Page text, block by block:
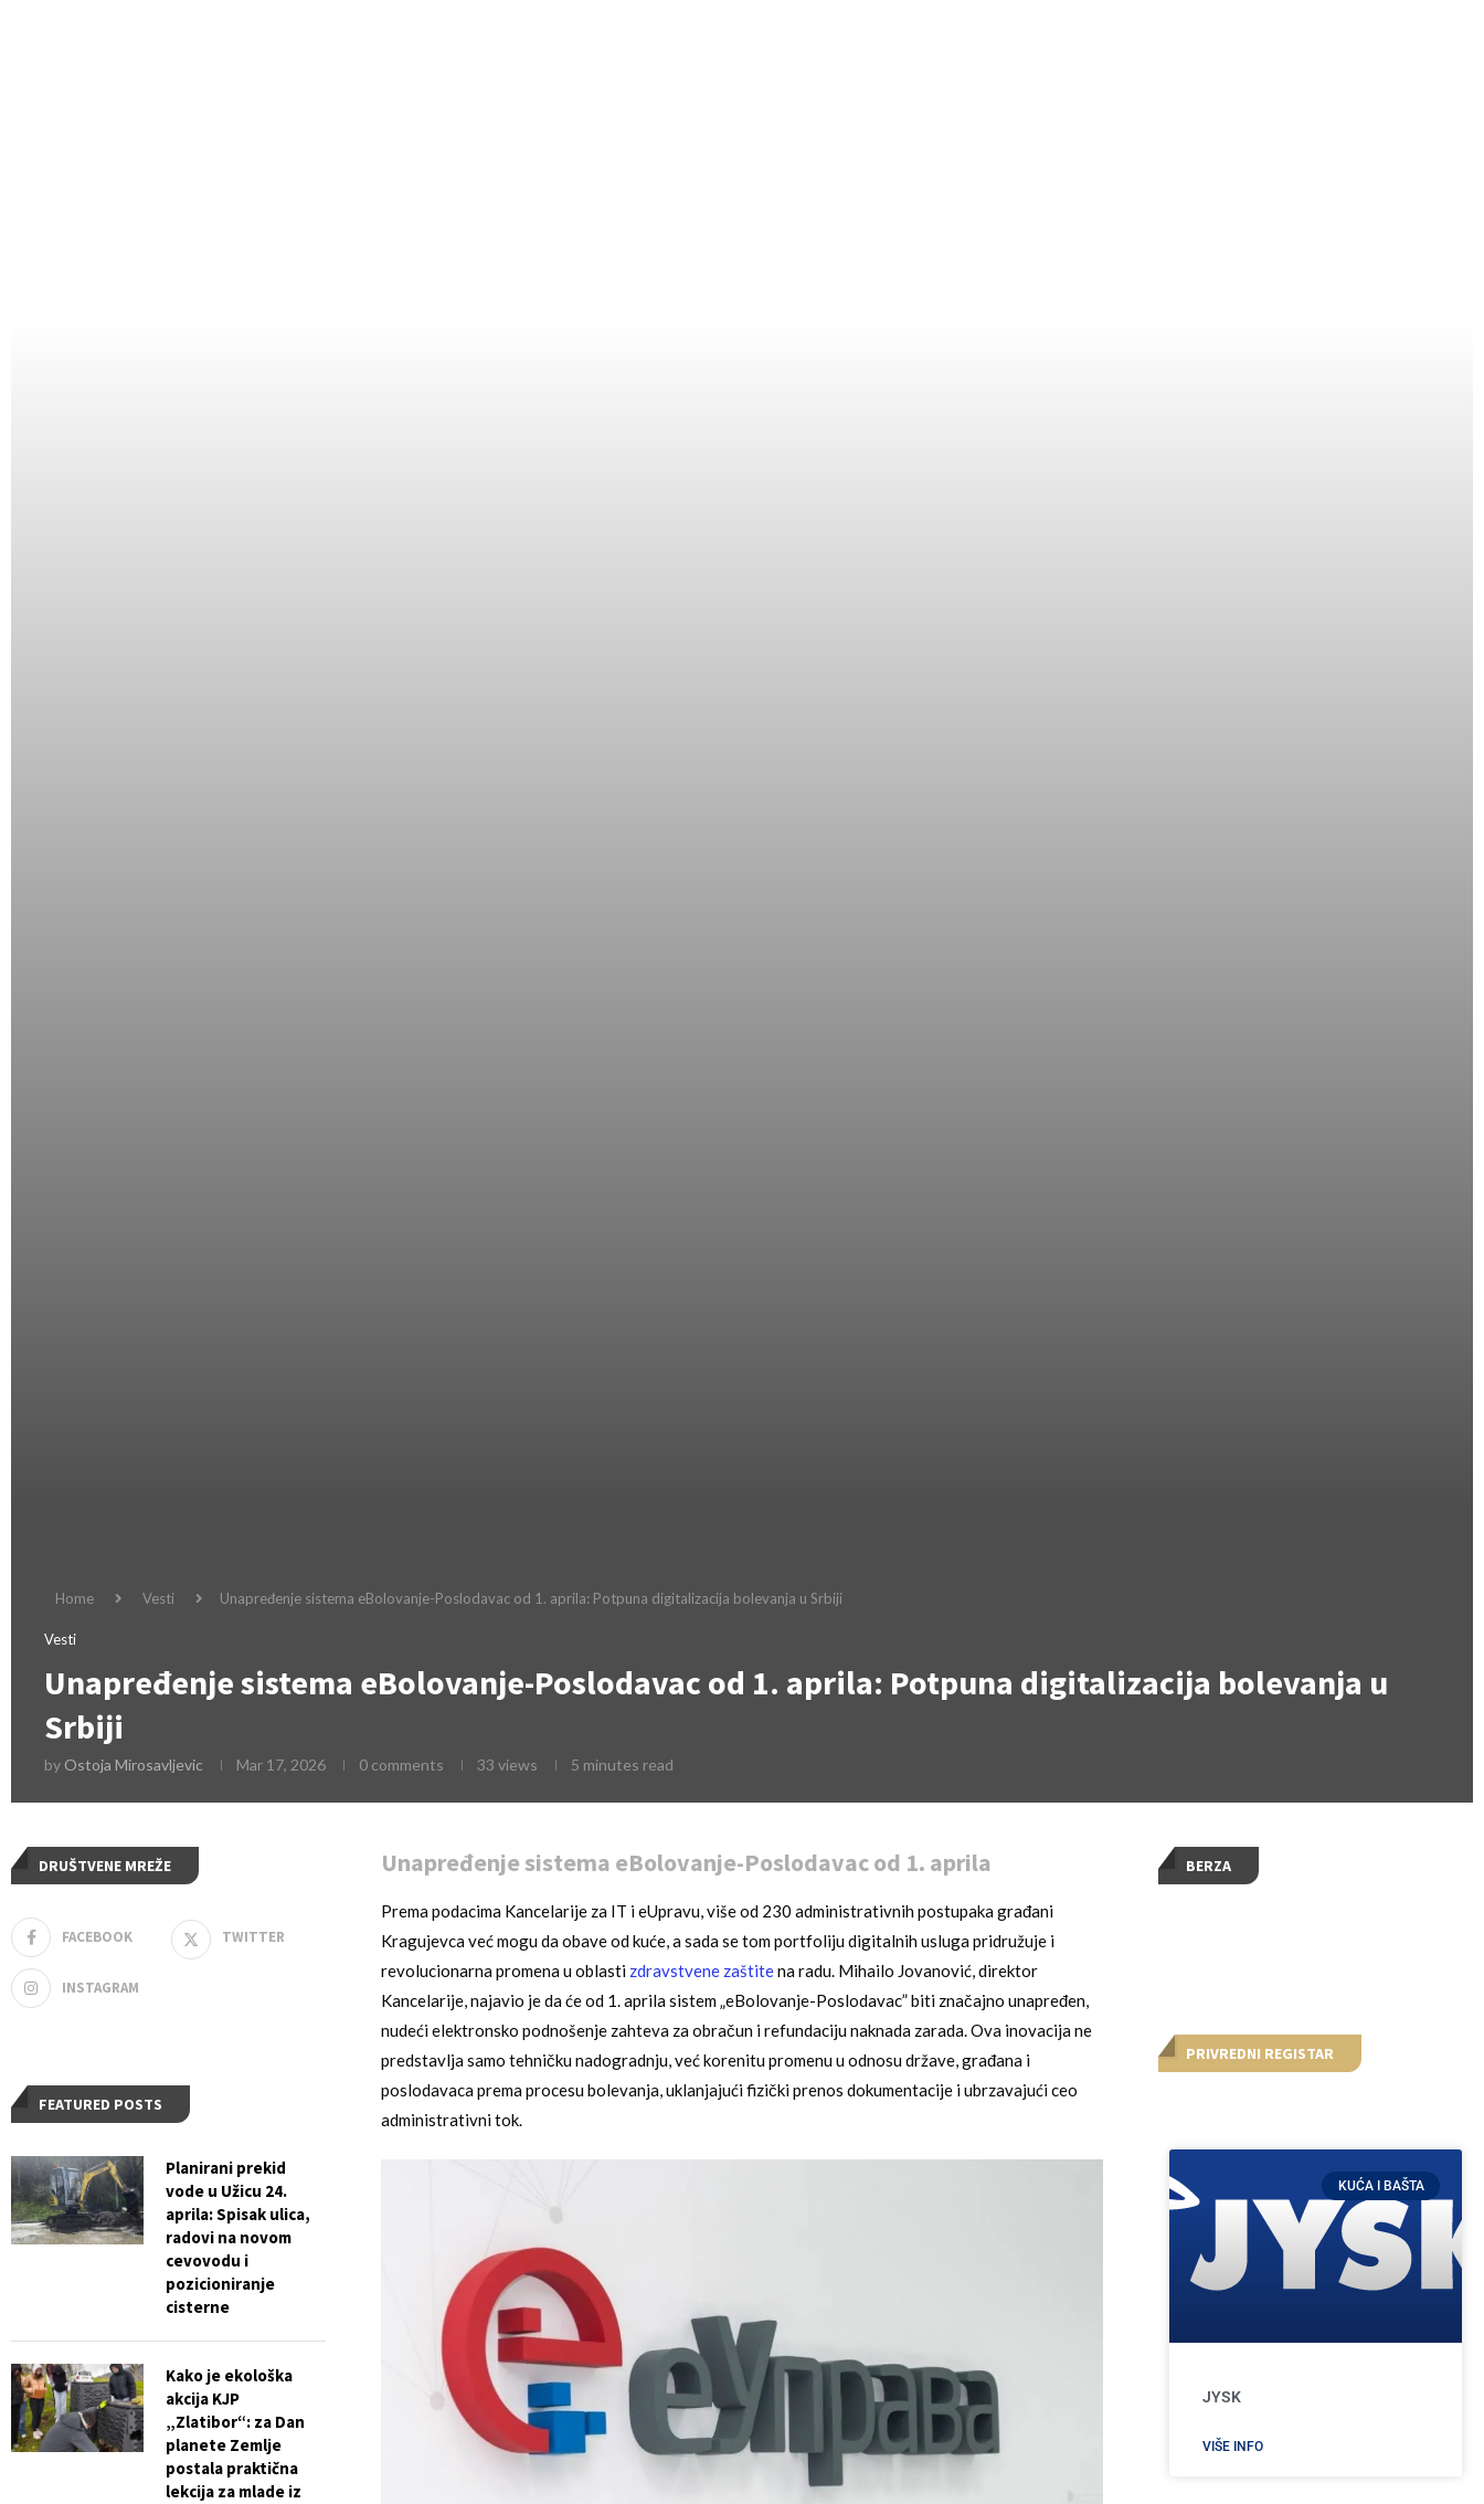
Home Vesti Unapređenje sistema eBolovanje-Poslodavac od 1. aprila: Potpuna digitalizacija bolevanja u Srbiji
Vesti
Unapređenje sistema eBolovanje-Poslodavac od 1. aprila: Potpuna digitalizacija bolevanja u
Srbiji
by Ostoja Mirosavljevic Mar 17, 2026 0 comments 33 views 5 minutes read
Unapređenje sistema eBolovanje-Poslodavac od 1. aprila
Prema podacima Kancelarije za IT i eUpravu, više od 230 administrativnih postupaka građani
Kragujevca već mogu da obave od kuće, a sada se tom portfoliju digitalnih usluga pridružuje i
revolucionarna promena u oblasti zdravstvene zaštitena radu. Mihailo Jovanović, direktor
Kancelarije, najavio je da će od 1. aprila sistem „eBolovanje-Poslodavac” biti značajno unapređen,
nudeći elektronsko podnošenje zahteva za obračun i refundaciju naknada zarada. Ova inovacija ne
predstavlja samo tehničku nadogradnju, već korenitu promenu u odnosu države, građana i
poslodavaca prema procesu bolevanja, uklanjajući fizički prenos dokumentacije i ubrzavajući ceo
administrativni tok.
BERZA
PRIVREDNI REGISTAR
KUĆA I BAŠTA
JYSK
VIŠE INFO
DRUŠTVENE MREŽE
FACEBOOK TWITTER
INSTAGRAM
FEATURED POSTS
Planirani prekid
vode u Užicu 24.
aprila: Spisak ulica,
radovi na novom
cevovodu i
pozicioniranje
cisterne
Kako je ekološka
akcija KJP
„Zlatibor“: za Dan
planete Zemlje
postala praktična
lekcija za mlade iz